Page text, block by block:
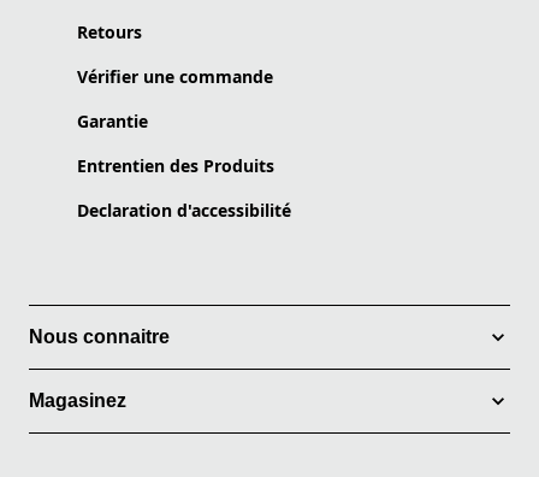
Retours
Vérifier une commande
Garantie
Entrentien des Produits
Declaration d'accessibilité
Nous connaitre
Magasinez